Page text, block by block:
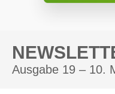
Ausgabe 19 – 10.